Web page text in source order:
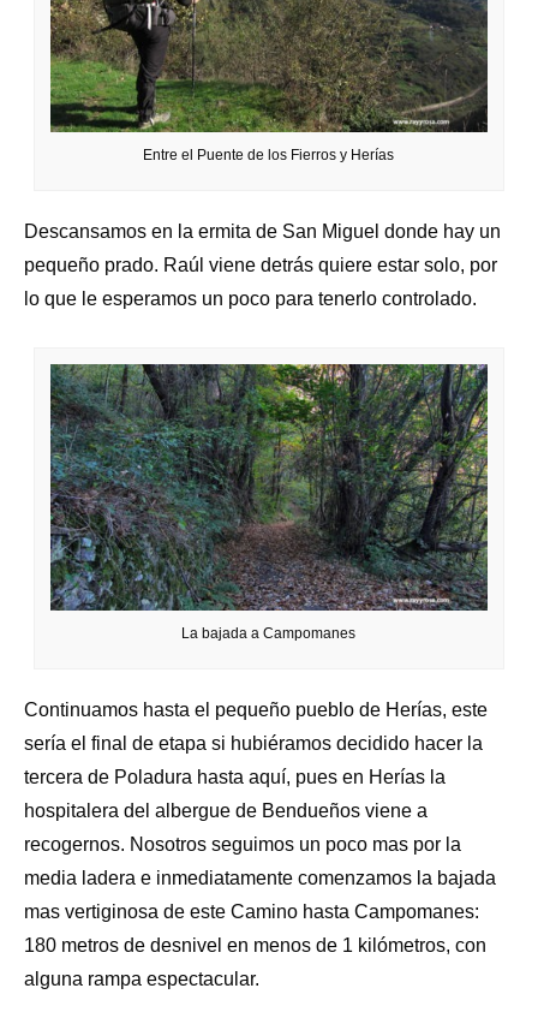
Entre el Puente de los Fierros y Herías
Descansamos en la ermita de San Miguel donde hay un
pequeño prado. Raúl viene detrás quiere estar solo, por
lo que le esperamos un poco para tenerlo controlado.
La bajada a Campomanes
Continuamos hasta el pequeño pueblo de Herías, este
sería el final de etapa si hubiéramos decidido hacer la
tercera de Poladura hasta aquí, pues en Herías la
hospitalera del albergue de Bendueños viene a
recogernos. Nosotros seguimos un poco mas por la
media ladera e inmediatamente comenzamos la bajada
mas vertiginosa de este Camino hasta Campomanes:
180 metros de desnivel en menos de 1 kilómetros, con
alguna rampa espectacular.